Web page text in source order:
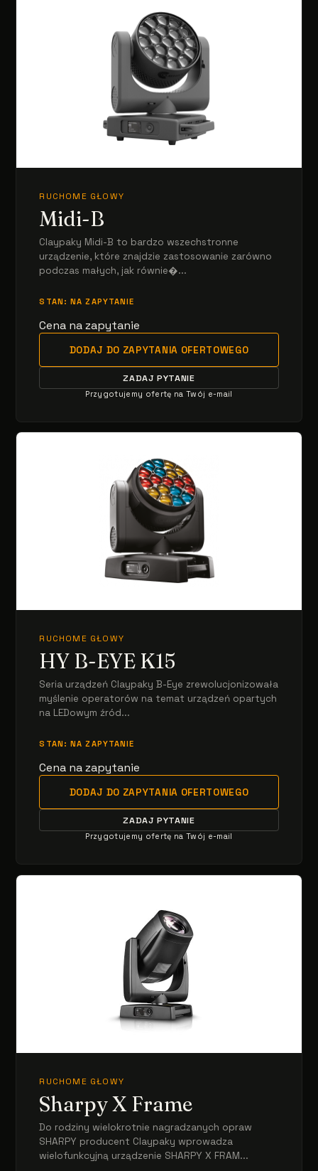
RUCHOME GŁOWY
Midi-B
Claypaky Midi-B to bardzo wszechstronne
urządzenie, które znajdzie zastosowanie zarówno
podczas małych, jak równie�...
STAN: NA ZAPYTANIE
Cena na zapytanie
DODAJ DO ZAPYTANIA OFERTOWEGO
ZADAJ PYTANIE
Przygotujemy ofertę na Twój e-mail
RUCHOME GŁOWY
HY B-EYE K15
Seria urządzeń Claypaky B-Eye zrewolucjonizowała
myślenie operatorów na temat urządzeń opartych
na LEDowym źród...
STAN: NA ZAPYTANIE
Cena na zapytanie
DODAJ DO ZAPYTANIA OFERTOWEGO
ZADAJ PYTANIE
Przygotujemy ofertę na Twój e-mail
RUCHOME GŁOWY
Sharpy X Frame
Do rodziny wielokrotnie nagradzanych opraw
SHARPY producent Claypaky wprowadza
wielofunkcyjną urządzenie SHARPY X FRAM...